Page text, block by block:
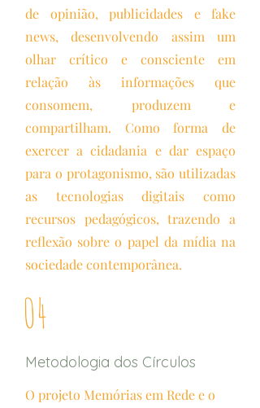
de opinião, publicidades e fake
news, desenvolvendo assim um
olhar crítico e consciente em
relação às informações que
consomem, produzem e
compartilham. Como forma de
exercer a cidadania e dar espaço
para o protagonismo, são utilizadas
as tecnologias digitais como
recursos pedagógicos, trazendo a
reflexão sobre o papel da mídia na
sociedade contemporânea.
04
Metodologia dos Círculos
O projeto Memórias em Rede e o